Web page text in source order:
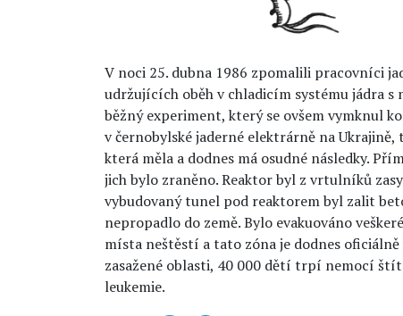
V noci 25. dubna 1986 zpomalili pracovníci
udržujících oběh v chladicím systému jádra
běžný experiment, který se ovšem vymknul
v černobylské jaderné elektrárně na Ukrajině,
která měla a dodnes má osudné následky.
jich bylo zraněno. Reaktor byl z vrtulníků
vybudovaný tunel pod reaktorem byl zalit
nepropadlo do země. Bylo evakuováno
místa neštěstí a tato zóna je dodnes
zasažené oblasti, 40 000 dětí trpí nemocí
leukemie.